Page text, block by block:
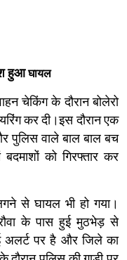
हुआघायल
चेकिंग के दौरान बोलेरो
कर दी।इस दौरान एक
पुलिस वाले बाल बाल बच
को गिरफ्तार कर
से घायल भी हो गया।
के पास हुई मुठभेड़ से
अलर्ट पर है और जिले का